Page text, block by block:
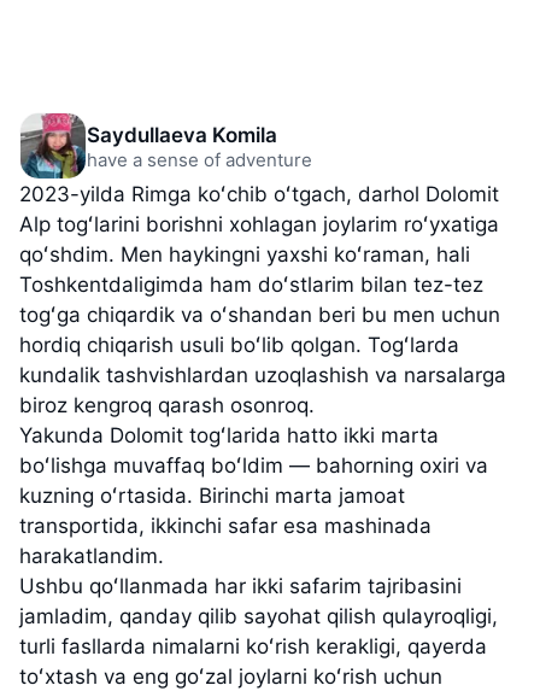
Saydullaeva Komila
have a sense of adventure
2023-yilda Rimga koʻchib oʻtgach, darhol Dolomit
Alp togʻlarini borishni xohlagan joylarim roʻyxatiga
qoʻshdim. Men haykingni yaxshi koʻraman, hali
Toshkentdaligimda ham doʻstlarim bilan tez-tez
togʻga chiqardik va oʻshandan beri bu men uchun
hordiq chiqarish usuli boʻlib qolgan. Togʻlarda
kundalik tashvishlardan uzoqlashish va narsalarga
biroz kengroq qarash osonroq.
Yakunda Dolomit togʻlarida hatto ikki marta
boʻlishga muvaffaq boʻldim — bahorning oxiri va
kuzning oʻrtasida. Birinchi marta jamoat
transportida, ikkinchi safar esa mashinada
harakatlandim.
Ushbu qoʻllanmada har ikki safarim tajribasini
jamladim, qanday qilib sayohat qilish qulayroqligi,
turli fasllarda nimalarni koʻrish kerakligi, qayerda
toʻxtash va eng goʻzal joylarni koʻrish uchun